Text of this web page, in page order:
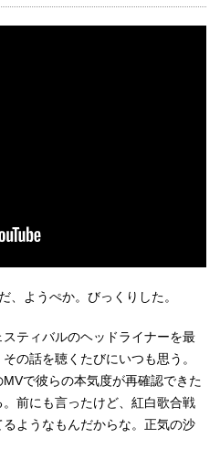
、ようぺか。びっくりした。
ティバルのヘッドライナーを最
の話を聴くたびにいつも思う。
で彼らの本気度が再確認できた
前にも言ったけど、紅白歌合戦
ようなもんだからな。正気の沙